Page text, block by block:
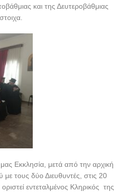
και της Δευτεροβάθμιας
Εκκλησία, μετά από την αρχική
τους δύο Διευθυντές, στις 20
εντεταλμένος Κληρικός της